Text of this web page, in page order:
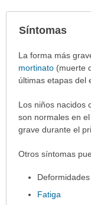
Síntomas
Síntomas
sido
La forma más
mortinato(muerte
últimas etapas del
Los niños nacidos
son normales en
grave durante el
Otros síntomas
Fatiga